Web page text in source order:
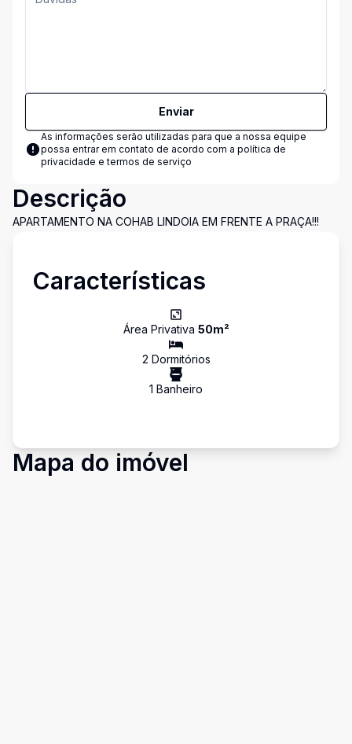
Enviar
As informações serão utilizadas para que a nossa equipe
possa entrar em contato de acordo com a política de
privacidade e termos de serviço
Descrição
APARTAMENTO NA COHAB LINDOIA EM FRENTE A PRAÇA!!!
Características
Área Privativa 50m²
2 Dormitórios
1 Banheiro
Mapa do imóvel